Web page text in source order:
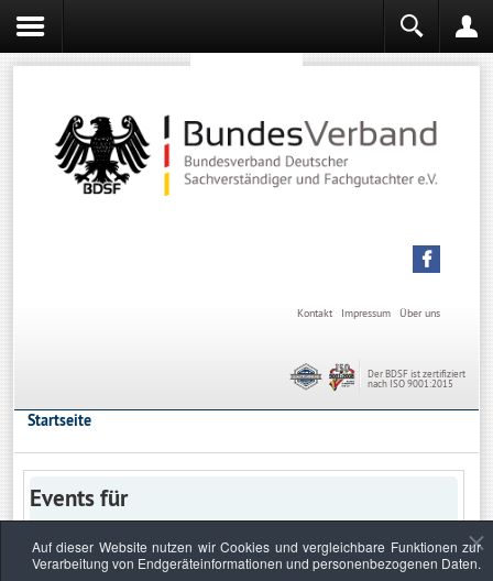
Über uns
Impressum
Kontakt
Der BDSF ist zertifiziert
nach ISO 9001:2015
Startseite
Events für
Auf dieser Website nutzen wir Cookies und vergleichbare Funktionen zur
Verarbeitung von Endgeräteinformationen und personenbezogenen Daten.